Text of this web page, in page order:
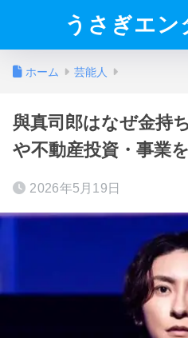
うさぎエ
ホーム 芸能人
與真司郎はなぜ金持
や不動産投資・事業
2026年5月19日